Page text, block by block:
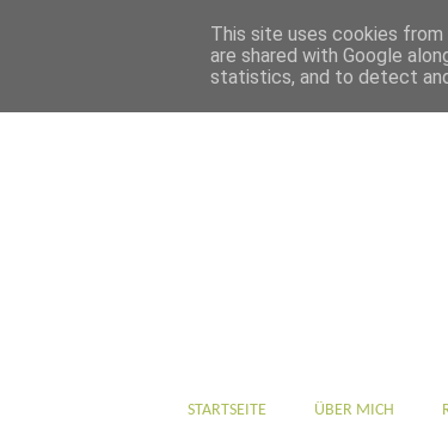
STARTSEITE ÜBER MICH
This site uses cookies
are shared with Google
statistics, and to detect